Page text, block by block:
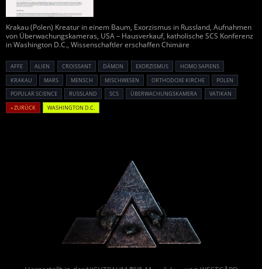
Krakau (Polen) Kreatur in einem Baum, Exorzismus in Russland, Aufnahmen
von Überwachungskameras, USA – Hausverkauf, katholische SCS Konferenz
in Washington D.C., Wissenschaftler erschaffen Chimäre
AFFE ALIEN CROISSANT DÄMON EXORZISMUS
HOMO SAPIENS
KRAKAU
MARS MENSCH MISCHWESEN ORTHODOXE KIRCHE
POLEN
POPULAR SCIENCE
RUSSLAND SCS ÜBERWACHUNGSKAMERA
VATIKAN
« ZURÜCK
WASHINGTON D.C.
Powered By :